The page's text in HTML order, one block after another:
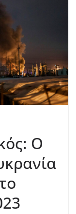
Ο